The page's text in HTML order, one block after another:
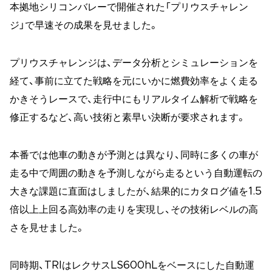
本拠地シリコンバレーで開催された「プリウスチャレン
ジ」で早速その成果を見せました。
プリウスチャレンジは、データ分析とシミュレーションを
経て、事前に立てた戦略を元にいかに燃費効率をよく走る
かきそうレースで、走行中にもリアルタイム解析で戦略を
修正するなど、高い技術と素早い決断が要求されます。
本番では他車の動きが予測とは異なり、同時に多くの車が
走る中で周囲の動きを予測しながら走るという自動運転の
大きな課題に直面はしましたが、結果的にカタログ値を1.5
倍以上上回る高効率の走りを実現し、その技術レベルの高
さを見せました。
同時期、TRIはレクサスLS600hLをベースにした自動運